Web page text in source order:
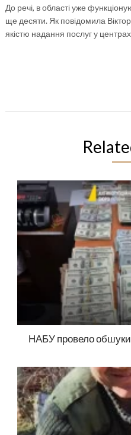
До речі, в області уже
ще десяти. Як повідомила
якістю надання послуг у
НАБУ провело обшуки